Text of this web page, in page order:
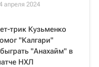
апреля 2024
трик Кузьменко
"Калгари"
"Анахайм" в
НХЛ